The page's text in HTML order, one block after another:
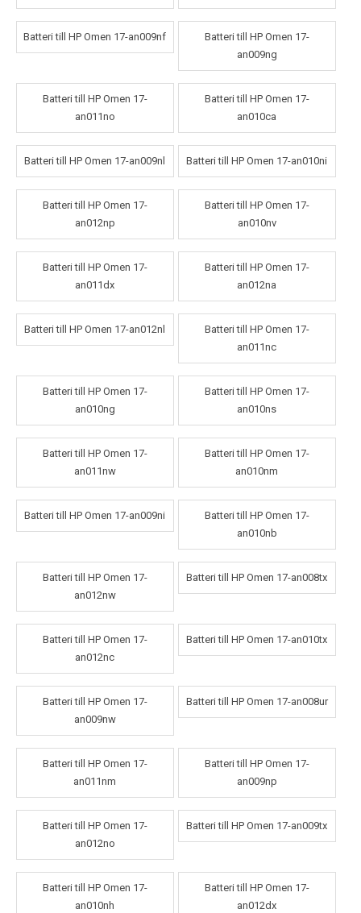
Batteri till HP Omen 17-an009nf
Batteri till HP Omen 17-
an009ng
Batteri till HP Omen 17-
an011no
Batteri till HP Omen 17-
an010ca
Batteri till HP Omen 17-an009nl Batteri till HP Omen 17-an010ni
Batteri till HP Omen 17-
an012np
Batteri till HP Omen 17-
an010nv
Batteri till HP Omen 17-
an011dx
Batteri till HP Omen 17-
an012na
Batteri till HP Omen 17-an012nl
Batteri till HP Omen 17-
an011nc
Batteri till HP Omen 17-
an010ng
Batteri till HP Omen 17-
an010ns
Batteri till HP Omen 17-
an011nw
Batteri till HP Omen 17-
an010nm
Batteri till HP Omen 17-an009ni
Batteri till HP Omen 17-
an010nb
Batteri till HP Omen 17-
an012nw
Batteri till HP Omen 17-an008tx
Batteri till HP Omen 17-
an012nc
Batteri till HP Omen 17-an010tx
Batteri till HP Omen 17-
an009nw
Batteri till HP Omen 17-an008ur
Batteri till HP Omen 17-
an011nm
Batteri till HP Omen 17-
an009np
Batteri till HP Omen 17-
an012no
Batteri till HP Omen 17-an009tx
Batteri till HP Omen 17-
an010nh
Batteri till HP Omen 17-
an012dx